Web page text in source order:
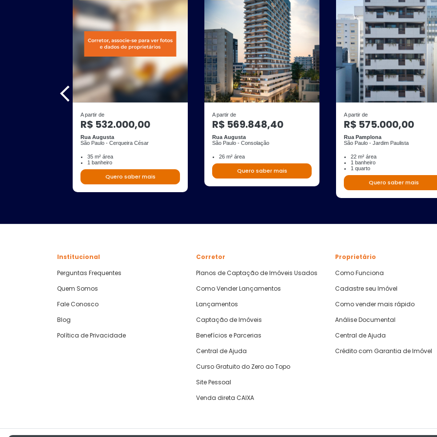
A partir de
R$ 532.000,00
Rua Augusta
São Paulo - Cerqueira César
35 m² área
1 banheiro
Quero saber mais
A partir de
R$ 569.848,40
Rua Augusta
São Paulo - Consolação
26 m² área
Quero saber mais
A partir de
R$ 575.000,00
Rua Pamplona
São Paulo - Jardim Paulista
22 m² área
1 banheiro
1 quarto
Quero saber mais
Institucional
Perguntas Frequentes
Quem Somos
Fale Conosco
Blog
Política de Privacidade
Corretor
Planos de Captação de Imóveis Usados
Como Vender Lançamentos
Lançamentos
Captação de Imóveis
Benefícios e Parcerias
Central de Ajuda
Curso Gratuito do Zero ao Topo
Site Pessoal
Venda direta CAIXA
Proprietário
Como Funciona
Cadastre seu Imóvel
Como vender mais rápido
Análise Documental
Central de Ajuda
Crédito com Garantia de Imóvel